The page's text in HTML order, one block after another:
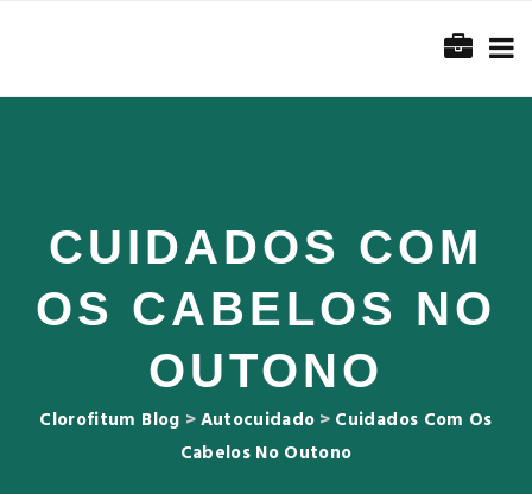
CUIDADOS COM
OS CABELOS NO
OUTONO
Clorofitum Blog >Autocuidado > Cuidados Com Os
Cabelos No Outono